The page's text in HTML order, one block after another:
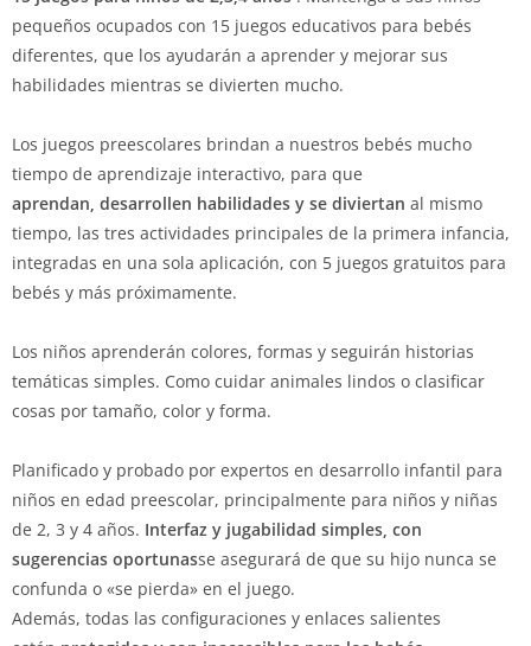
pequeños ocupados con 15 juegos educativos para bebés
diferentes, que los ayudarán a aprender y mejorar sus
habilidades mientras se divierten mucho.
Los juegos preescolares brindan a nuestros bebés mucho
tiempo de aprendizaje interactivo, para que
aprendan, desarrollen habilidades y se diviertan al mismo
tiempo, las tres actividades principales de la primera infancia,
integradas en una sola aplicación, con 5 juegos gratuitos para
bebés y más próximamente.
Los niños aprenderán colores, formas y seguirán historias
temáticas simples. Como cuidar animales lindos o clasificar
cosas por tamaño, color y forma.
Planificado y probado por expertos en desarrollo infantil para
niños en edad preescolar, principalmente para niños y niñas
de 2, 3 y 4 años. Interfaz y jugabilidad simples, con
sugerencias oportunasse asegurará de que su hijo nunca se
confunda o «se pierda» en el juego.
Además, todas las configuraciones y enlaces salientes